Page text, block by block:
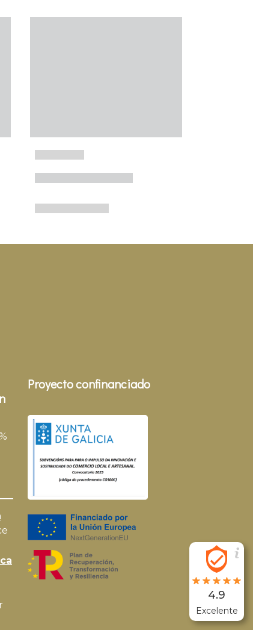
Proyecto confinanciado
4.9
Excelente